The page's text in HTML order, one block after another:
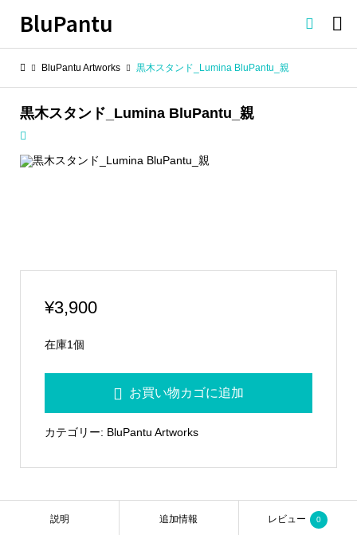
BluPantu 
BluPantu Artworks 黒木スタンド_Lumina BluPantu_親
黒木スタンド_Lumina BluPantu_親
¥3,900
在庫1個
ス
_Lumina
お買い物カゴに追加
カテゴリー: BluPantu Artworks
説明 追加情報 レビュー 0